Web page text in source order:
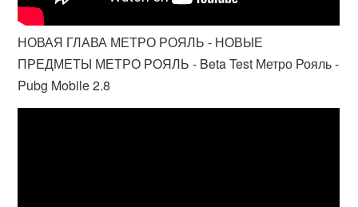
НОВАЯ ГЛАВА МЕТРО РОЯЛЬ - НОВЫЕ
ПРЕДМЕТЫ МЕТРО РОЯЛЬ - Beta Test Метро Рояль -
Pubg Mobile 2.8